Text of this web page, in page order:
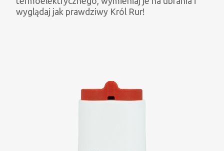
wyglądaj jak prawdziwy Król Rur!